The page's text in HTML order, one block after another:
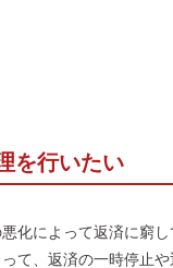
を行いたい
化によって返済に窮
て、返済の一時停止